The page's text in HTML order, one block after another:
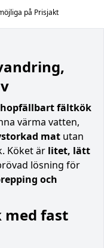
på Prisjakt
hopfällbart fältkök
värma vatten,
mat utan
Köket är litet, lätt
lösning för
och
fast